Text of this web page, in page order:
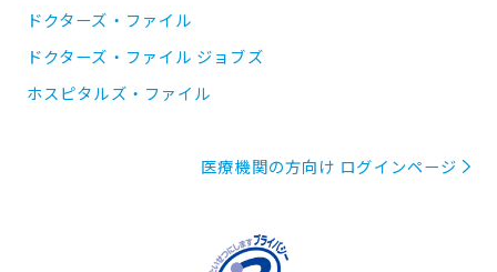
ドクターズ・ファイル
ドクターズ・ファイル ジョブズ
ホスピタルズ・ファイル
医療機関の方向け ログインページ